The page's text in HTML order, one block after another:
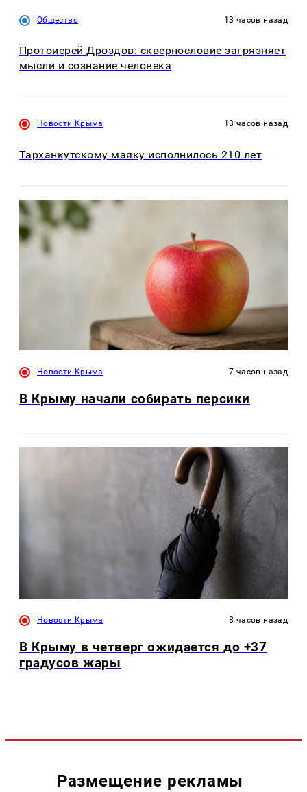
Общество 13 часов назад
Протоиерей Дроздов: сквернословие загрязняет
мысли и сознание человека
Новости Крыма 13 часов назад
Тарханкутскому маяку исполнилось 210 лет
Новости Крыма 7 часов назад
В Крыму начали собирать персики
Новости Крыма 8 часов назад
В Крыму в четверг ожидается до +37
градусов жары
Размещение рекламы